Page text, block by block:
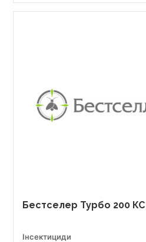
Бестселер Турбо 200 КС
Інсектициди